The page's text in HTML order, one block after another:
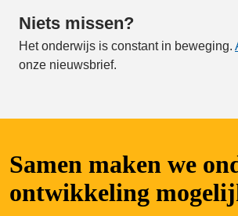
Niets missen?
Het onderwijs is constant in beweging.
onze nieuwsbrief.
Samen maken we
ontwikkeling